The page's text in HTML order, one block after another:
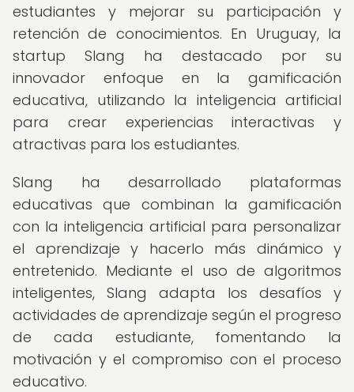
estudiantes y mejorar su participación y
retención de conocimientos. En Uruguay, la
startup Slang ha destacado por su
innovador enfoque en la gamificación
educativa, utilizando la inteligencia artificial
para crear experiencias interactivas y
atractivas para los estudiantes.
Slang ha desarrollado plataformas
educativas que combinan la gamificación
con la inteligencia artificial para personalizar
el aprendizaje y hacerlo más dinámico y
entretenido. Mediante el uso de algoritmos
inteligentes, Slang adapta los desafíos y
actividades de aprendizaje según el progreso
de cada estudiante, fomentando la
motivación y el compromiso con el proceso
educativo.